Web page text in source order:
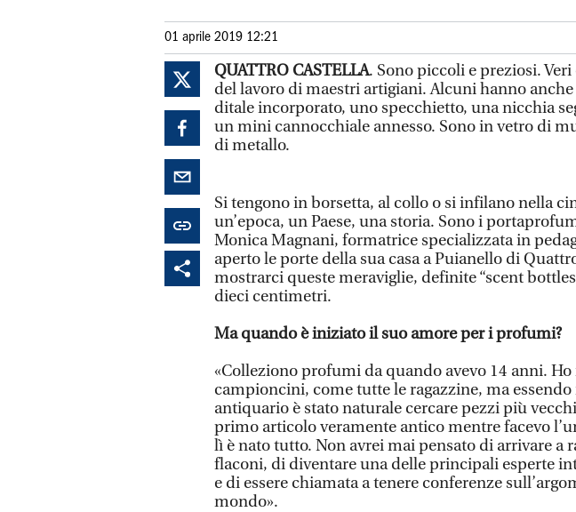
01 aprile 2019 12:21
QUATTRO CASTELLA. Sono piccoli e preziosi.
del lavoro di maestri artigiani. Alcuni hanno
ditale incorporato, uno specchietto, una nicchia
un mini cannocchiale annesso. Sono in vetro di
di metallo.
Si tengono in borsetta, al collo o si infilano nella
un’epoca, un Paese, una storia. Sono i
Monica Magnani, formatrice specializzata in
aperto le porte della sua casa a Puianello di
mostrarci queste meraviglie, definite “scent
dieci centimetri.
Ma quando è iniziato il suo amore per i profumi?
«Colleziono profumi da quando avevo 14 anni.
campioncini, come tutte le ragazzine, ma
antiquario è stato naturale cercare pezzi più
primo articolo veramente antico mentre facevo
lì è nato tutto. Non avrei mai pensato di arrivare a
flaconi, di diventare una delle principali esperte
e di essere chiamata a tenere conferenze
mondo».